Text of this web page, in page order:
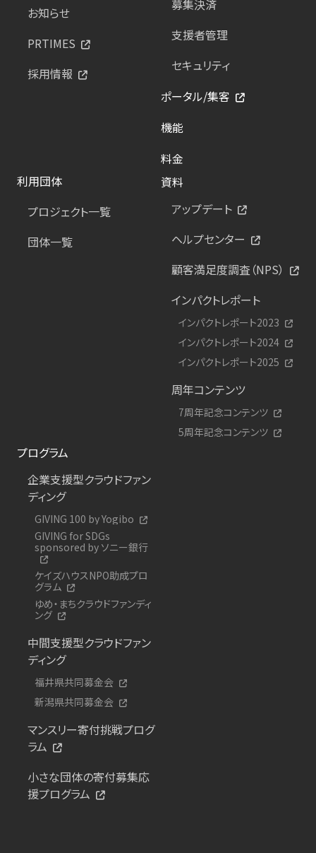
お知らせ
PRTIMES
採用情報
募集決済
支援者管理
セキュリティ
ポータル/集客
機能
料金
利用団体
プロジェクト一覧
団体一覧
資料
アップデート
ヘルプセンター
顧客満足度調査（NPS）
インパクトレポート
インパクトレポート2023
インパクトレポート2024
インパクトレポート2025
周年コンテンツ
7周年記念コンテンツ
5周年記念コンテンツ
プログラム
企業支援型クラウドファン
ディング
GIVING 100 by Yogibo
GIVING for SDGs
sponsored by ソニー銀行
ケイズハウスNPO助成プロ
グラム
ゆめ・まちクラウドファンディ
ング
中間支援型クラウドファン
ディング
福井県共同募金会
新潟県共同募金会
マンスリー寄付挑戦プログ
ラム
小さな団体の寄付募集応
援プログラム